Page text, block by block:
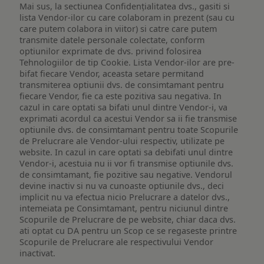
Mai sus, la sectiunea Confidențialitatea dvs., gasiti si
lista Vendor-ilor cu care colaboram in prezent (sau cu
care putem colabora in viitor) si catre care putem
transmite datele personale colectate, conform
optiunilor exprimate de dvs. privind folosirea
Tehnologiilor de tip Cookie. Lista Vendor-ilor are pre-
bifat fiecare Vendor, aceasta setare permitand
transmiterea optiunii dvs. de consimtamant pentru
fiecare Vendor, fie ca este pozitiva sau negativa. In
cazul in care optati sa bifati unul dintre Vendor-i, va
exprimati acordul ca acestui Vendor sa ii fie transmise
optiunile dvs. de consimtamant pentru toate Scopurile
de Prelucrare ale Vendor-ului respectiv, utilizate pe
website. In cazul in care optati sa debifati unul dintre
Vendor-i, acestuia nu ii vor fi transmise optiunile dvs.
de consimtamant, fie pozitive sau negative. Vendorul
devine inactiv si nu va cunoaste optiunile dvs., deci
implicit nu va efectua nicio Prelucrare a datelor dvs.,
intemeiata pe Consimtamant, pentru niciunul dintre
Scopurile de Prelucrare de pe website, chiar daca dvs.
ati optat cu DA pentru un Scop ce se regaseste printre
Scopurile de Prelucrare ale respectivului Vendor
inactivat.